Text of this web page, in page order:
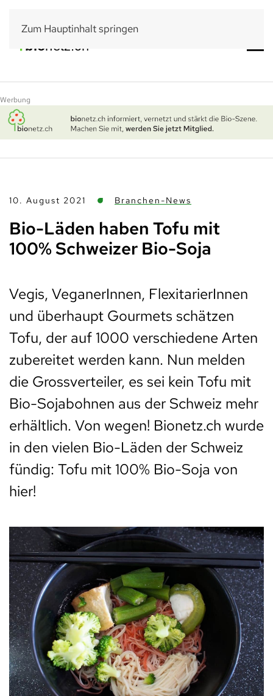
Zum Hauptinhalt springen
Werbung
10. August 2021 Branchen-News
Bio-Läden haben Tofu mit
100% Schweizer Bio-Soja
Vegis, VeganerInnen, FlexitarierInnen
und überhaupt Gourmets schätzen
Tofu, der auf 1000 verschiedene Arten
zubereitet werden kann. Nun melden
die Grossverteiler, es sei kein Tofu mit
Bio-Sojabohnen aus der Schweiz mehr
erhältlich. Von wegen! Bionetz.ch wurde
in den vielen Bio-Läden der Schweiz
fündig: Tofu mit 100% Bio-Soja von
hier!